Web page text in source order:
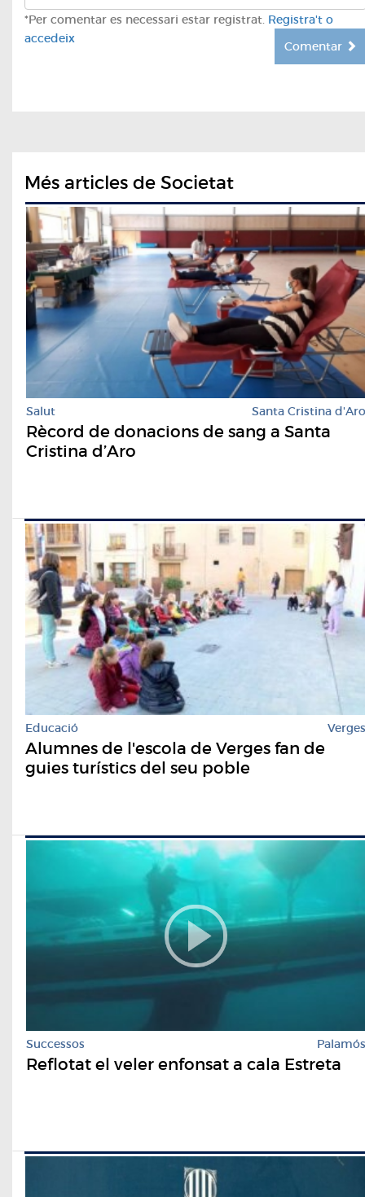
*Per comentar es necessari estar registrat. Registra't o
accedeix
Comentar
Més articles de Societat
Salut Santa Cristina d'Aro
Rècord de donacions de sang a Santa
Cristina d’Aro
Educació Verges
Alumnes de l'escola de Verges fan de
guies turístics del seu poble
Successos Palamós
Reflotat el veler enfonsat a cala Estreta